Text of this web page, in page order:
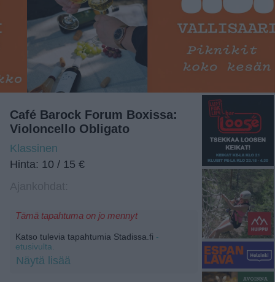
Café Barock Forum Boxissa:
Violoncello Obligato
Klassinen
Hinta: 10 / 15 €
Tämä tapahtuma on jo mennyt
Katso tulevia tapahtumia Stadissa.fi -
etusivulta.
Näytä lisää